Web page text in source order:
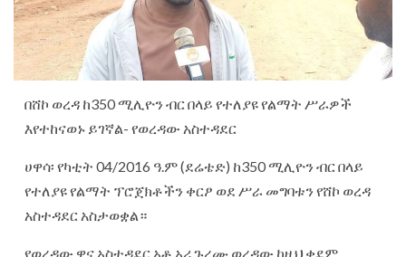
በሸኮ ወረዳ ከ350 ሚሊዮን ብር በላይ የተለያዩ የልማት ሥራዎች
እየተከናወኑ ይገኛል- የወረዳው አስተዳደር
ሀዋሳ፡ የካቲት 04/2016 ዓ.ም (ደሬቴድ) ከ350 ሚሊዮን ብር በላይ
የተለያዩ የልማት ፕሮጀክቶችን ቀርፆ ወደ ሥራ መግባቱን የሸኮ ወረዳ
አስተዳደር አስታወቋል።
የወረዳው ዋና አስተዳደር አቶ አሪ ጉረሙ ወረዳው ከዚህ ቀደም